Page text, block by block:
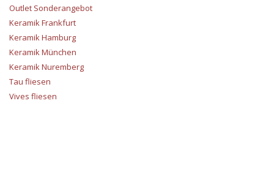
Outlet Sonderangebot
Keramik Frankfurt
Keramik Hamburg
Keramik München
Keramik Nuremberg
Tau fliesen
Vives fliesen